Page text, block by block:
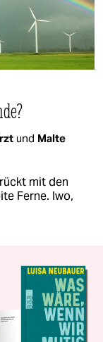
und Malte
mit den
Ferne. Iwo,